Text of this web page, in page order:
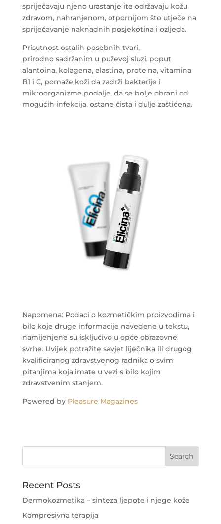
spriječavaju njeno urastanje ite održavaju kožu
zdravom, nahranjenom, otpornijom što utječe na
spriječavanje naknadnih posjekotina i ozljeda.
Prisutnost ostalih posebnih tvari,
prirodno sadržanim u puževoj sluzi, poput
alantoina, kolagena, elastina, proteina, vitamina
B1 i C, pomaže koži da zadrži bakterije i
mikroorganizme podalje, da se bolje obrani od
mogućih infekcija, ostane čista i dulje zaštićena.
Napomena: Podaci o kozmetičkim proizvodima i
bilo koje druge informacije navedene u tekstu,
namijenjene su isključivo u opće obrazovne
svrhe. Uvijek potražite savjet liječnika ili drugog
kvalificiranog zdravstvenog radnika o svim
pitanjima koja imate u vezi s bilo kojim
zdravstvenim stanjem.
Powered by Pleasure Magazines
Recent Posts
Dermokozmetika – sinteza ljepote i njege kože
Kompresivna terapija